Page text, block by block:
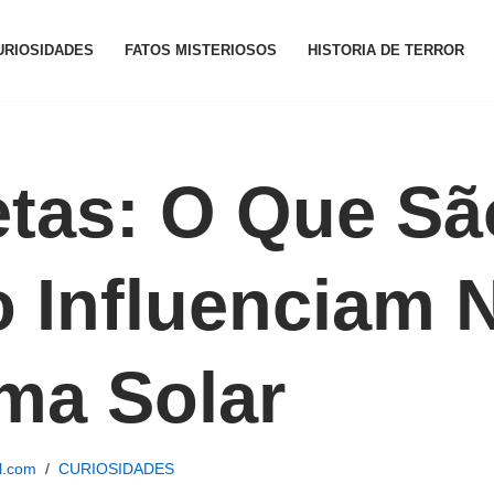
FATOS MISTERIOSOS HISTORIA DE TERROR
O Que
Influenciam
Solar
CURIOSIDADES